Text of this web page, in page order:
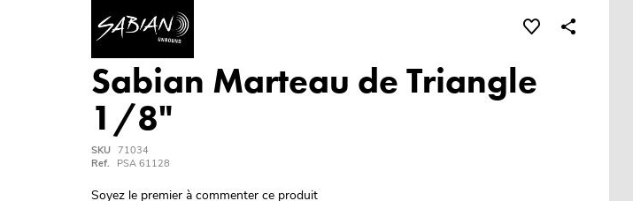
Sabian Marteau de Triangle
1/8"
SKU 71034
Ref.
PSA 61128
Soyez le premier à commenter ce produit